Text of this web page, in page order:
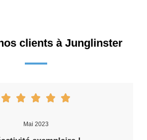
clients à Junglinster
Mai 2023